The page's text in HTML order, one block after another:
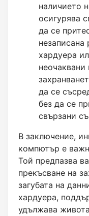
наличието
осигурява
да се
хардуера
неочаквани
да се
без да се
свързани
В заключение,
компютър е
Той предпазва
прекъсване на
загубата на
хардуера,
удължава